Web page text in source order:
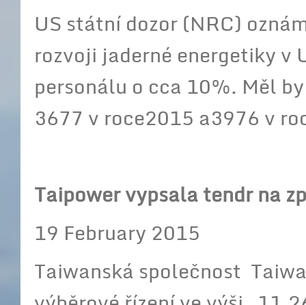
US státní dozor (NRC)
rozvoji jaderné energetiky v
personálu o cca 10%. Měl
3677 v roce2015 a3976 v
Taipower vypsala tendr na
19 February 2015
Taiwanská společnost